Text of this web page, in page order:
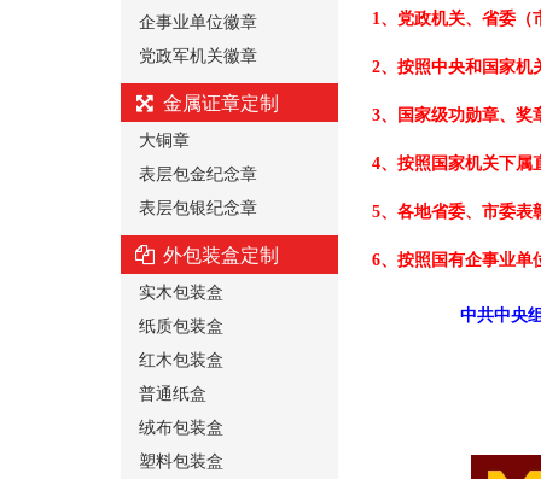
企事业单位徽章
党政军机关徽章
金属证章定制
大铜章
表层包金纪念章
表层包银纪念章
外包装盒定制
实木包装盒
纸质包装盒
红木包装盒
普通纸盒
绒布包装盒
塑料包装盒
1、党政机关、省委（
2、按照中央和国家机
3、国家级功勋章、奖
4、按照国家机关下属
5、各地省委、市委表
6、按照国有企事业单
中共中央